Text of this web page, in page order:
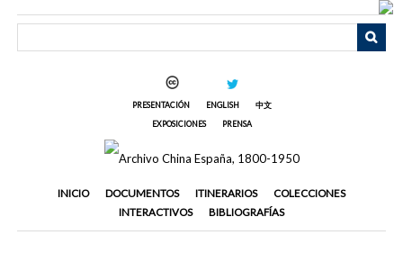
PRESENTACIÓN ENGLISH
中文
EXPOSICIONES
PRENSA
INICIO DOCUMENTOS ITINERARIOS
COLECCIONES
INTERACTIVOS
BIBLIOGRAFÍAS